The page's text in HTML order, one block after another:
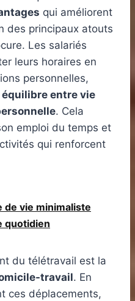
qui améliorent
des principaux atouts
Les salariés
leurs horaires en
personnelles,
équilibre entre vie
. Cela
emploi du temps et
qui renforcent
de vie minimaliste
quotidien
du télétravail est la
travail. En
ces déplacements,